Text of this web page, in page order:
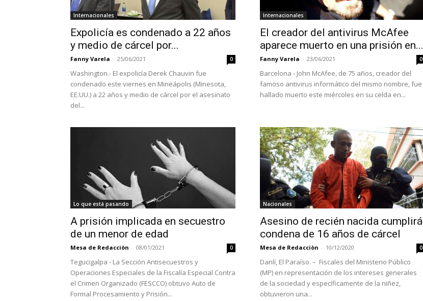
Internacionales
Expolicía es condenado a 22 años
y medio de cárcel por...
Fanny Varela - 25/06/2021 0
Washington.- El expolicía Derek Chauvin fue
condenado este viernes en Mineápolis (Minesota,
EE.UU.) a 22 años y medio de cárcel por el asesinato
del...
Internacionales
El creador del antivirus McAfee
aparece muerto en una prisión en...
Fanny Varela - 23/06/2021 0
Barcelona - John McAfee, de 75 años, creador del
famoso antivirus informático del mismo nombre, fue
hallado muerto este miércoles en su celda en...
Lo que está pasando
A prisión implicada en secuestro
de un menor de edad
Mesa de Redacciòn - 08/01/2021 0
Tegucigalpa - La Sección Antisecuestros y
Operaciones Especiales de la Fiscalía Especial Contra
el Crimen Organizado (FESCCO) obtuvo Auto de
Formal Procesamiento y Prisión...
Nacionales
Asesino de recién nacida cumplirá
condena de 16 años de cárcel
Mesa de Redacciòn - 10/12/2020 0
Danlí, El Paraíso. – Fiscales del Ministerio Público
(MP) en representación de los intereses generales
de la sociedad y específicamente de la niñez,
obtuvieron una...